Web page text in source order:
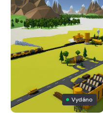
Vydáno